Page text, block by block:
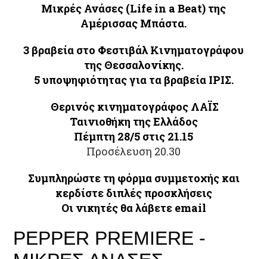
Μικρές Ανάσες (Life in a Beat) της
Αμέρισσας Μπάστα.
3 βραβεία στο Φεστιβάλ Κινηματογράφου
της Θεσσαλονίκης.
5 υποψηφιότητας για τα βραβεία ΙΡΙΣ.
Θερινός κινηματογράφος ΛΑΪΣ
Ταινιοθήκη της Ελλάδος
Πέμπτη 28/5 στις 21.15
Προσέλευση 20.30
Συμπληρώστε τη φόρμα συμμετοχής και
κερδίστε διπλές προσκλήσεις
Οι νικητές θα λάβετε email